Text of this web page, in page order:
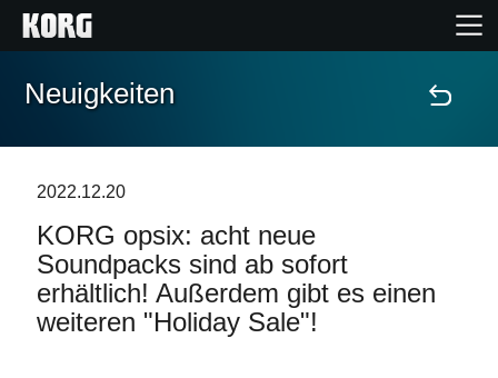
Home
Extras
Events
Neuigkeiten
2022.12.20
KORG opsix: acht neue
Soundpacks sind ab sofort
erhältlich! Außerdem gibt es einen
weiteren "Holiday Sale"!